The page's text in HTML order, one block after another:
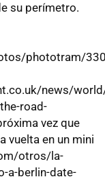
su perímetro.
phototram/
news/
road-
vez que
vuelta en un mini
otros/la-
a-berlin-date-